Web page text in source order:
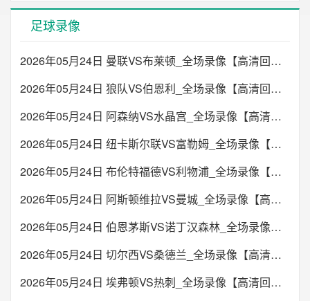
足球录像
2026年05月24日 曼联VS布莱顿_全场录像【高清回放】
2026年05月24日 狼队VS伯恩利_全场录像【高清回放】
2026年05月24日 阿森纳VS水晶宫_全场录像【高清回放】
2026年05月24日 纽卡斯尔联VS富勒姆_全场录像【高清回放】
2026年05月24日 布伦特福德VS利物浦_全场录像【高清回放】
2026年05月24日 阿斯顿维拉VS曼城_全场录像【高清回放】
2026年05月24日 伯恩茅斯VS诺丁汉森林_全场录像【高清回放】
2026年05月24日 切尔西VS桑德兰_全场录像【高清回放】
2026年05月24日 埃弗顿VS热刺_全场录像【高清回放】